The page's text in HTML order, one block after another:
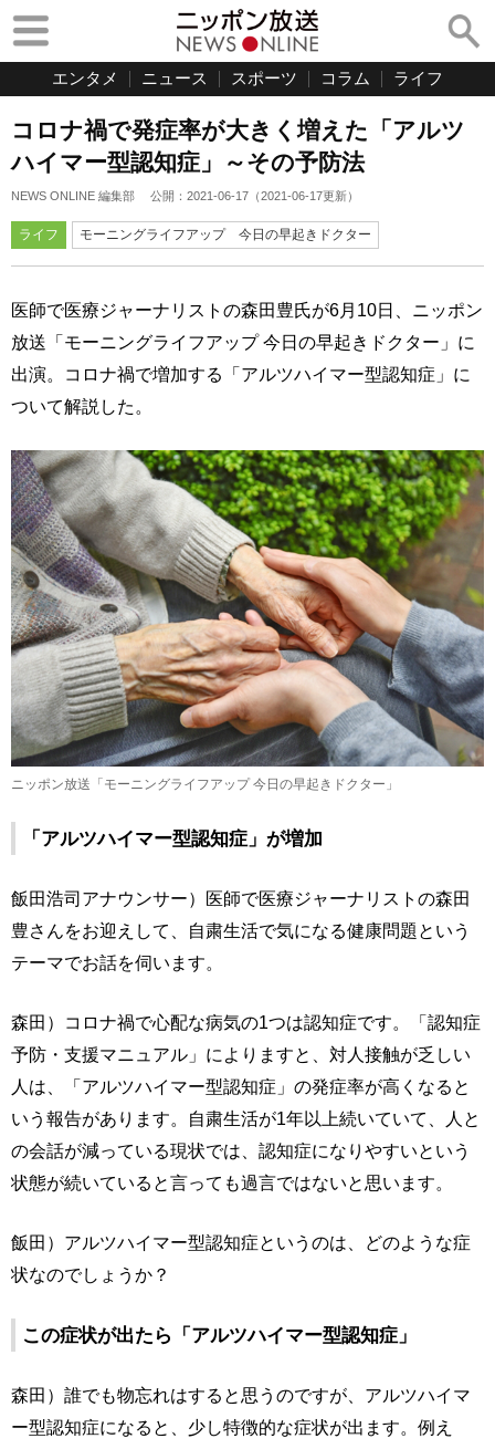
エンタメ ニュース スポーツ コラム ライフ
コロナ禍で発症率が大きく増えた「アルツ
ハイマー型認知症」～その予防法
NEWS ONLINE 編集部 公開： 2021-06-17 （2021-06-17更新）
ライフ モーニングライフアップ 今日の早起きドクター
医師で医療ジャーナリストの森田豊氏が6月10日、ニッポン
放送「モーニングライフアップ 今日の早起きドクター」に
出演。コロナ禍で増加する「アルツハイマー型認知症」に
ついて解説した。
ニッポン放送「モーニングライフアップ 今日の早起きドクター」
「アルツハイマー型認知症」が増加
飯田浩司アナウンサー）医師で医療ジャーナリストの森田
豊さんをお迎えして、自粛生活で気になる健康問題という
テーマでお話を伺います。
森田）コロナ禍で心配な病気の1つは認知症です。「認知症
予防・支援マニュアル」によりますと、対人接触が乏しい
人は、「アルツハイマー型認知症」の発症率が高くなると
いう報告があります。自粛生活が1年以上続いていて、人と
の会話が減っている現状では、認知症になりやすいという
状態が続いていると言っても過言ではないと思います。
飯田）アルツハイマー型認知症というのは、どのような症
状なのでしょうか？
この症状が出たら「アルツハイマー型認知症」
森田）誰でも物忘れはすると思うのですが、アルツハイマ
ー型認知症になると、少し特徴的な症状が出ます。例え